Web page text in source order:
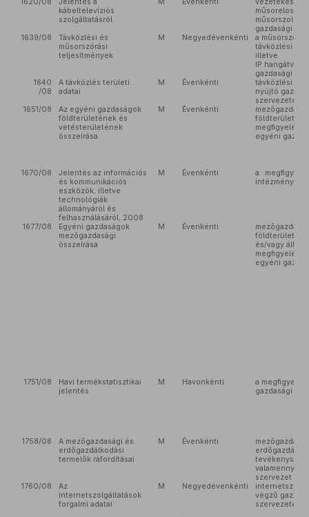
kábeltelevíziós
szolgáltatásról
gazdasági
1639/08
Távközlési és
műsorszórási
teljesítmények
M Negyedévenkénti
a műsorszóró
távközlési
illetve
IP
gazdasági
1640
/08
A távközlés területi
adatai
M Évenkénti
távközlési
nyújtó
szervezetek
1651/08
Az egyéni gazdaságok
földterületének és
vetésterületének
összeírása
M Évenkénti
földterületet
egyéni
1670/08
Jelentés az információs
és kommunikációs
eszközök, illetve
technológiák
állományáról és
felhasználásáról, 2008
M Évenkénti
a
intézmények
1677/08
Egyéni gazdaságok
mezőgazdasági
összeírása
M Évenkénti
földterületet
és/vagy
egyéni
1751/08
Havi termékstatisztikai
jelentés
M Havonkénti
a
gazdasági
1758/08
A mezőgazdasági és
erdőgazdálkodási
termelők ráfordításai
M Évenkénti
valamennyi
szervezet
1760/08
Az
internetszolgáltatások
forgalmi adatai
M Negyedévenkénti
végző
szervezetek